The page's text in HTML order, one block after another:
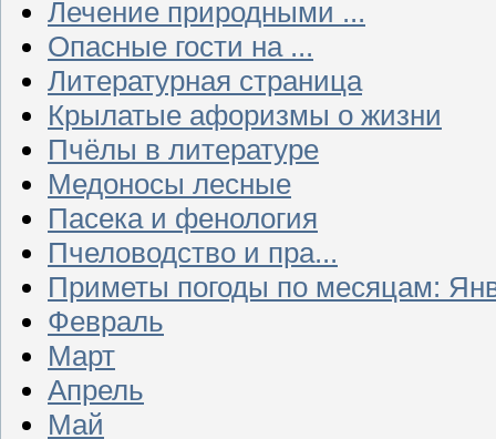
Лечение природными ...
Опасные гости на ...
Литературная страница
Крылатые афоризмы о жизни
Пчёлы в литературе
Медоносы лесные
Пасека и фенология
Пчеловодство и пра...
Приметы погоды по месяцам:
Февраль
Март
Апрель
Май